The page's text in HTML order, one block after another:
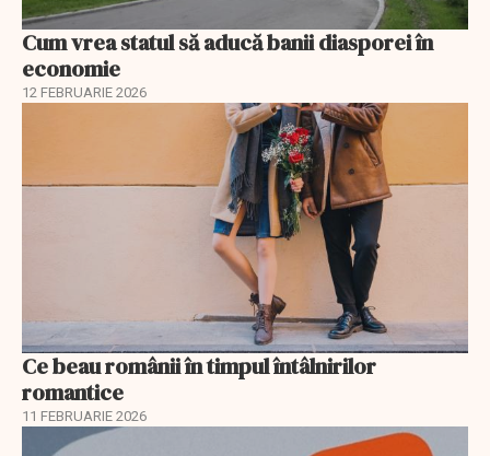
Cum vrea statul să aducă banii diasporei în
economie
12 FEBRUARIE 2026
Ce beau românii în timpul întâlnirilor
romantice
11 FEBRUARIE 2026